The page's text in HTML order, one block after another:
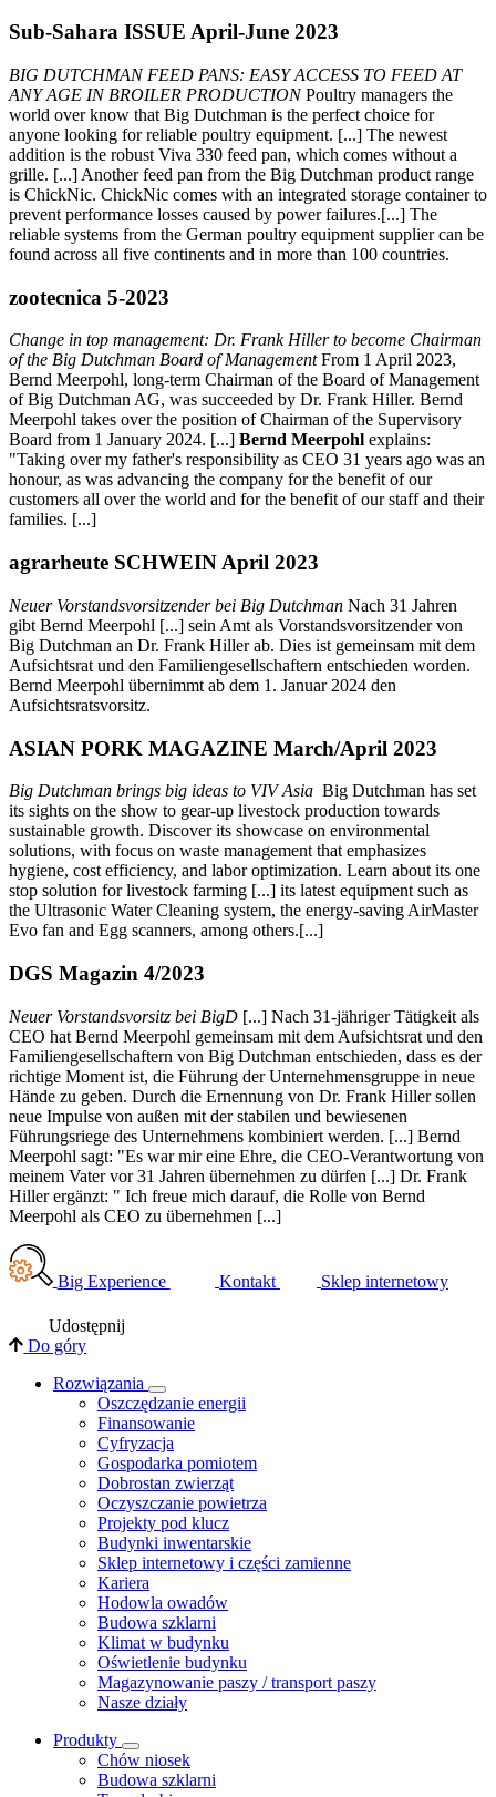
Sub-Sahara ISSUE April-June 2023
BIG DUTCHMAN FEED PANS: EASY ACCESS TO FEED AT
ANY AGE IN BROILER PRODUCTIONPoultry managers the
world over know that Big Dutchman is the perfect choice for
anyone looking for reliable poultry equipment. [...] The newest
addition is the robust Viva 330 feed pan, which comes without a
grille. [...] Another feed pan from the Big Dutchman product range
is ChickNic. ChickNic comes with an integrated storage container to
prevent performance losses caused by power failures.[...] The
reliable systems from the German poultry equipment supplier can be
found across all five continents and in more than 100 countries.
zootecnica 5-2023
Change in top management: Dr. Frank Hiller to become Chairman
of the Big Dutchman Board of ManagementFrom 1 April 2023,
Bernd Meerpohl, long-term Chairman of the Board of Management
of Big Dutchman AG, was succeeded by Dr. Frank Hiller. Bernd
Meerpohl takes over the position of Chairman of the Supervisory
Board from 1 January 2024. [...] Bernd Meerpohl explains:
"Taking over my father's responsibility as CEO 31 years ago was an
honour, as was advancing the company for the benefit of our
customers all over the world and for the benefit of our staff and their
families. [...]
agrarheute SCHWEIN April 2023
Neuer Vorstandsvorsitzender bei Big Dutchman Nach 31 Jahren
gibt Bernd Meerpohl [...] sein Amt als Vorstandsvorsitzender von
Big Dutchman an Dr. Frank Hiller ab. Dies ist gemeinsam mit dem
Aufsichtsrat und den Familiengesellschaftern entschieden worden.
Bernd Meerpohl übernimmt ab dem 1. Januar 2024 den
Aufsichtsratsvorsitz.
ASIAN PORK MAGAZINE March/April 2023
Big Dutchman brings big ideas to VIV Asia Big Dutchman has set
its sights on the show to gear-up livestock production towards
sustainable growth. Discover its showcase on environmental
solutions, with focus on waste management that emphasizes
hygiene, cost efficiency, and labor optimization. Learn about its one
stop solution for livestock farming [...] its latest equipment such as
the Ultrasonic Water Cleaning system, the energy-saving AirMaster
Evo fan and Egg scanners, among others.[...]
DGS Magazin 4/2023
Neuer Vorstandsvorsitz bei BigD [...] Nach 31-jähriger Tätigkeit als
CEO hat Bernd Meerpohl gemeinsam mit dem Aufsichtsrat und den
Familiengesellschaftern von Big Dutchman entschieden, dass es der
richtige Moment ist, die Führung der Unternehmensgruppe in neue
Hände zu geben. Durch die Ernennung von Dr. Frank Hiller sollen
neue Impulse von außen mit der stabilen und bewiesenen
Führungsriege des Unternehmens kombiniert werden. [...] Bernd
Meerpohl sagt: "Es war mir eine Ehre, die CEO-Verantwortung von
meinem Vater vor 31 Jahren übernehmen zu dürfen [...] Dr. Frank
Hiller ergänzt: " Ich freue mich darauf, die Rolle von Bernd
Meerpohl als CEO zu übernehmen [...]
Big Experience Kontakt Sklep internetowy
Udostępnij
Do góry
Rozwiązania
​Oszczędzanie energii
Finansowanie
Cyfryzacja
Gospodarka pomiotem
Dobrostan zwierząt
Oczyszczanie powietrza
Projekty pod klucz
Budynki inwentarskie
Sklep internetowy i części zamienne
Kariera
Hodowla owadów
Budowa szklarni
Klimat w budynku
Oświetlenie budynku
Magazynowanie paszy / transport paszy
Nasze działy
Produkty
Chów niosek
Budowa szklarni